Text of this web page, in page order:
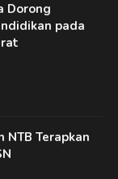
Dorong
pada
NTB Terapkan